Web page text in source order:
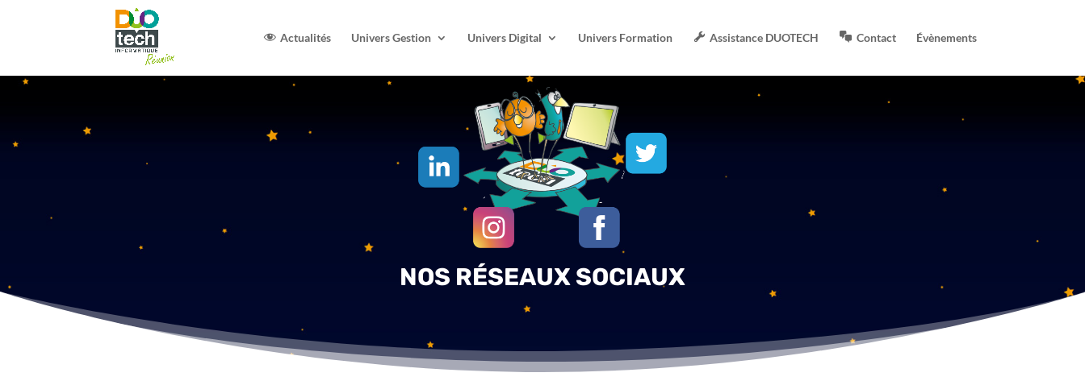
Actualités Univers Gestion Univers Digital Univers Formation Assistance DUOTECH Contact Évènements
NOS RÉSEAUX SOCIAUX